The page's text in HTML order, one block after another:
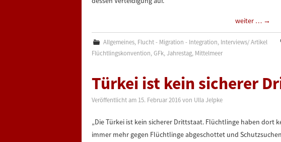
weiter … →
Allgemeines, Flucht - Migration - Integration, Interviews/ Artikel
Flüchtlingskonvention, GFk, Jahrestag, Mittelmeer
Türkei ist kein sicherer
Veröffentlicht am 15. Februar 2016 von Ulla Jelpke
„Die Türkei ist kein sicherer Drittstaat. Flüchtlinge haben dort
immer mehr gegen Flüchtlinge abgeschottet und